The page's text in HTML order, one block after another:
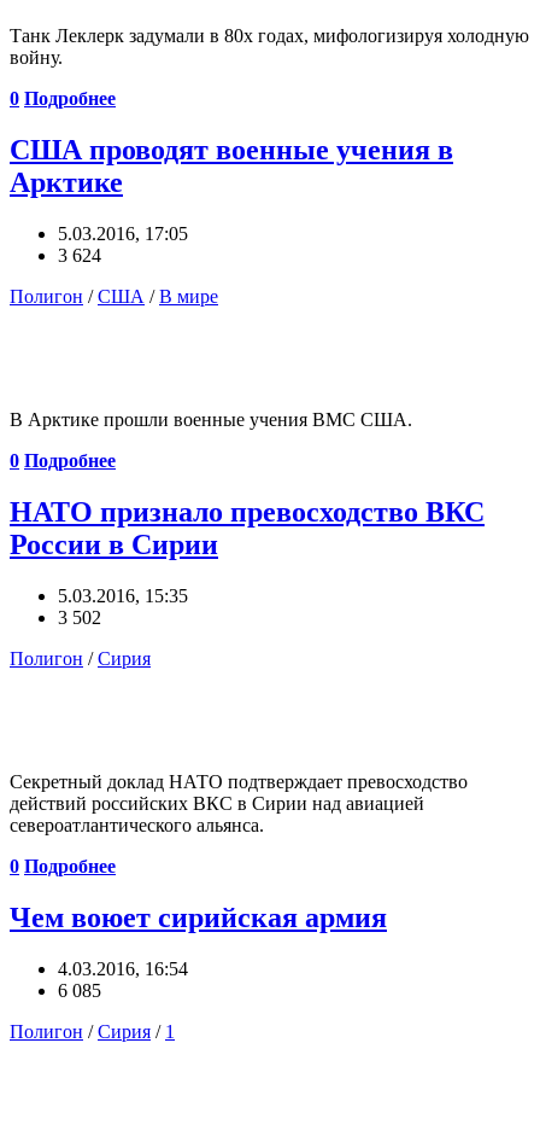
Танк Леклерк задумали в 80х годах, мифологизируя холодную
войну.
0 Подробнее
США проводят военные учения в
Арктике
5.03.2016, 17:05
3 624
Полигон /США /В мире
В Арктике прошли военные учения ВМС США.
0 Подробнее
НАТО признало превосходство ВКС
России в Сирии
5.03.2016, 15:35
3 502
Полигон /Сирия
Секретный доклад НАТО подтверждает превосходство
действий российских ВКС в Сирии над авиацией
североатлантического альянса.
0 Подробнее
Чем воюет сирийская армия
4.03.2016, 16:54
6 085
Полигон /Сирия / 1